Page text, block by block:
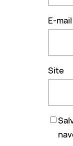
E-mail
Site